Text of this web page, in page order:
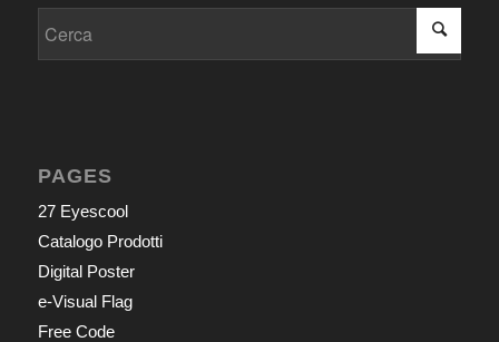
PAGES
27 Eyescool
Catalogo Prodotti
Digital Poster
e-Visual Flag
Free Code